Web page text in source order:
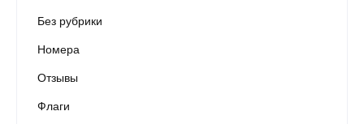
Без рубрики
Номера
Отзывы
Флаги